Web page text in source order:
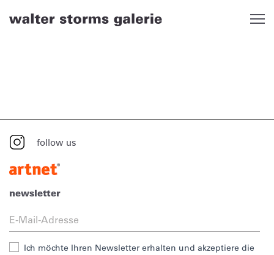
follow us
newsletter
Ich möchte Ihren Newsletter erhalten und akzeptiere die